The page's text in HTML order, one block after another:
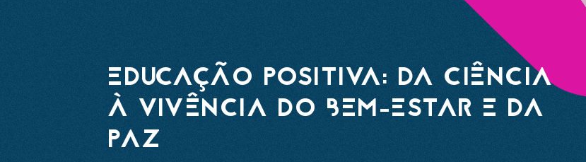
EDUCAÇÃO POSITIVA: DA CIÊNCIA
À VIVÊNCIA DO BEM-ESTAR E DA
PAZ